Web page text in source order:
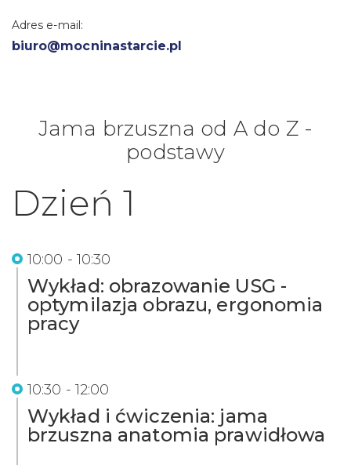
Adres e-mail:
biuro@mocninastarcie.pl
Jama brzuszna od A do Z -
podstawy
Dzień 1
10:00 - 10:30
Wykład: obrazowanie USG -
optymilazja obrazu, ergonomia
pracy
10:30 - 12:00
Wykład i ćwiczenia: jama
brzuszna anatomia prawidłowa